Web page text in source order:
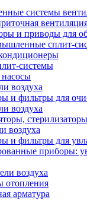
системы
и приводы для
сплит-
системы
воздуха
и фильтры для
воздуха
воздуха
и фильтры для
приборы:
воздуха
отопления
арматура